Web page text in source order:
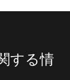
する情